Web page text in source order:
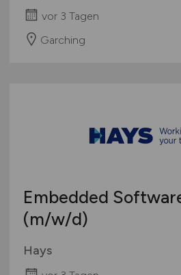
vor 3 Tagen
Garching
Embedded
(m/w/d)
Hays